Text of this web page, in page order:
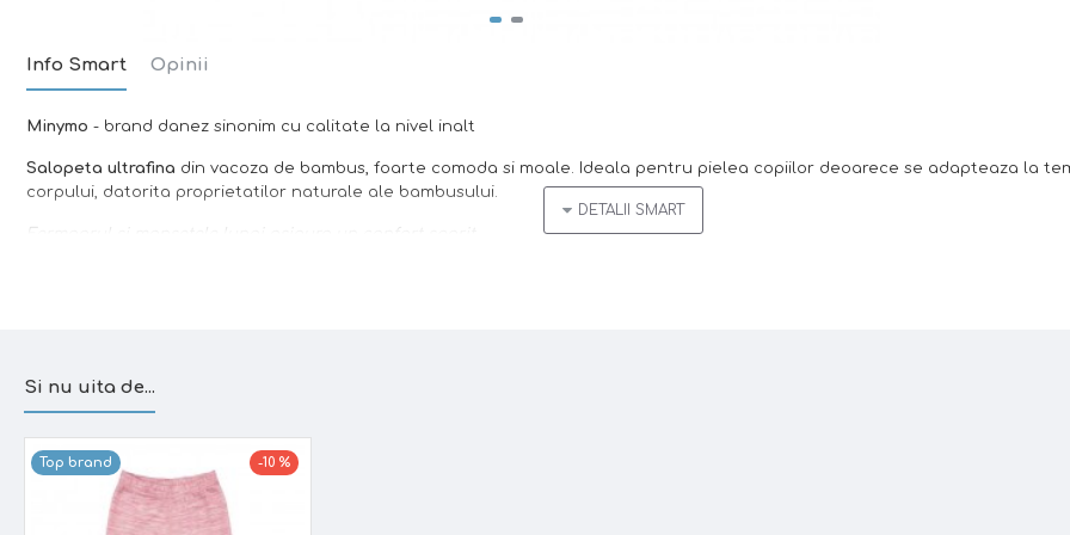
Info Smart Opinii
Minymo - brand danez sinonim cu calitate la nivel inalt
Salopeta ultrafina din vacoza de bambus, foarte comoda si moale. Ideala pentru pielea copiilor deoarece se adapteaza la
corpului, datorita proprietatilor naturale ale bambusului.
- material foarte fin
- cusaturi fine, care nu irita
- design danez
Si nu uita de...
Top brand -10 %